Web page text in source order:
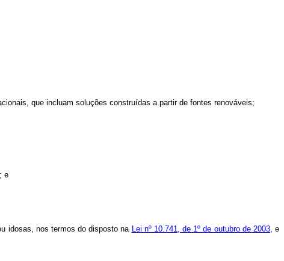
que incluam soluções construídas a partir de fontes renováveis;
e
idosas, nos termos do disposto na Lei nº 10.741, de 1º de outubro de 2003, e